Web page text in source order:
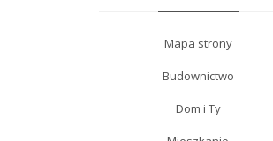
Mapa strony
Budownictwo
Dom i Ty